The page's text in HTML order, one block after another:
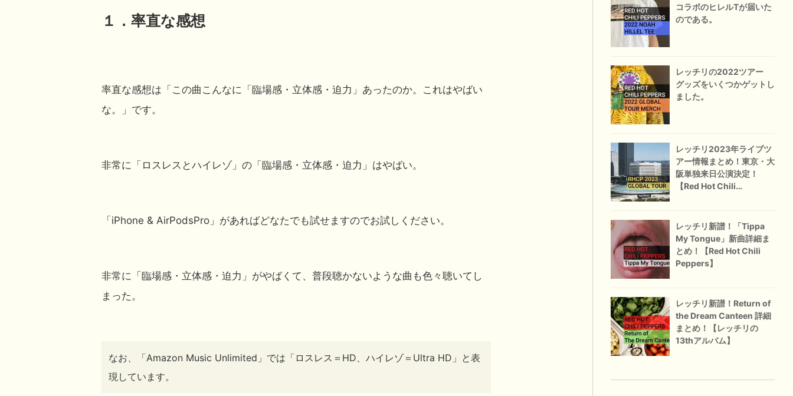
１．率直な感想
率直な感想は「この曲こんなに「臨場感・立体感・迫力」あったのか。これはやばい
な。」です。
非常に 「ロスレスとハイレゾ」の 「臨場感・立体感・迫力」はやばい。
「iPhone & AirPodsPro」があればどなたでも試せますのでお試しください。
非常に 「臨場感・立体感・迫力」がやばくて、普段聴かないような曲も色々聴いてし
まった。
なお、「Amazon Music Unlimited」では「 ロスレス＝HD、ハイレゾ＝Ultra HD」と表
現しています。
コラボのヒレルTが届いた
のである。
レッチリの2022ツアー
グッズをいくつかゲットし
ました。
レッチリ2023年ライブツ
アー情報まとめ！東京・大
阪単独来日公演決定！
【Red Hot Chili
レッチリ新譜！「Tippa
My Tongue」新曲詳細ま
とめ！【Red Hot Chili
Peppers】
レッチリ新譜！Return of
the Dream Canteen 詳細
まとめ！【レッチリの
13thアルバム】